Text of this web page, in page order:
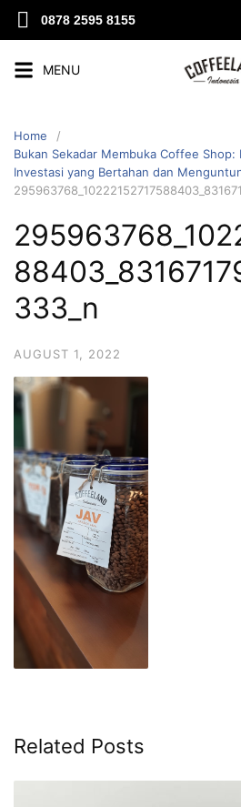
0878 2595 8155
MENU
Home
Bukan Sekadar Membuka Coffee
Investasi yang Bertahan dan
333_n
AUGUST 1, 2022
Related Posts